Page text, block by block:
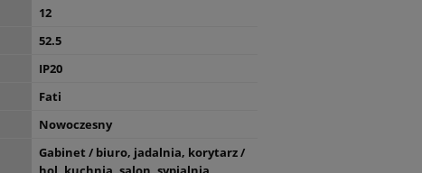
12
52.5
IP20
Fati
Nowoczesny
Gabinet / biuro, jadalnia, korytarz /